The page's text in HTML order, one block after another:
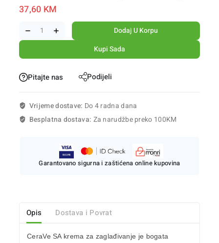
37,60 KM
Dodaj U Korpu
Kupi Sada
Pitajte nas Podijeli
Vrijeme dostave: Do 4 radna dana
Besplatna dostava: Za narudžbe preko 100KM
Garantovano sigurna i zaštićena online kupovina
Opis Dostava i Povrat
CeraVe SA krema za zaglađivanje je bogata